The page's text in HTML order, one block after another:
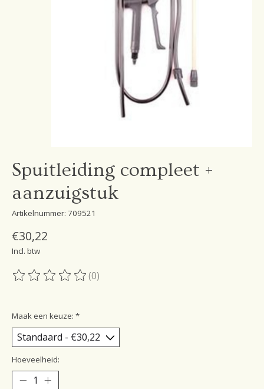
Spuitleiding compleet +
aanzuigstuk
Artikelnummer: 709521
€30,22
Incl. btw
De beoordeling van dit product is
(0)
Maak een keuze: *
Hoeveelheid: